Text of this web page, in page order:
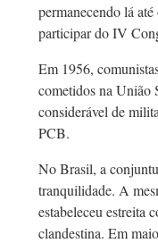
permanecendo lá
participar do IV
Em 1956,
cometidos na União
considerável de
PCB.
No Brasil, a
tranquilidade. A
estabeleceu estreita
clandestina. Em